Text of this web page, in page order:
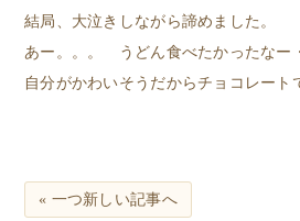
結局、大泣きしながら諦めました。
あー。。。 うどん食べたかったなー
自分がかわいそうだからチョコレート
« 一つ新しい記事へ